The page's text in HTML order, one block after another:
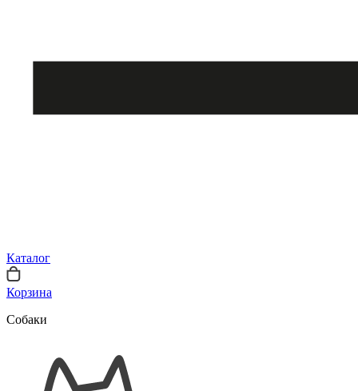
Каталог
Корзина
Собаки